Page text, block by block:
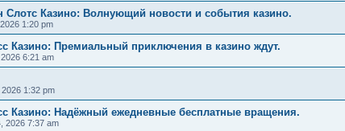
Слотс Казино: Волнующий новости и события казино.
1:20 pm
Казино: Премиальный приключения в казино ждут.
6:21 am
1:32 pm
Казино: Надёжный ежедневные бесплатные вращения.
2026 7:37 am